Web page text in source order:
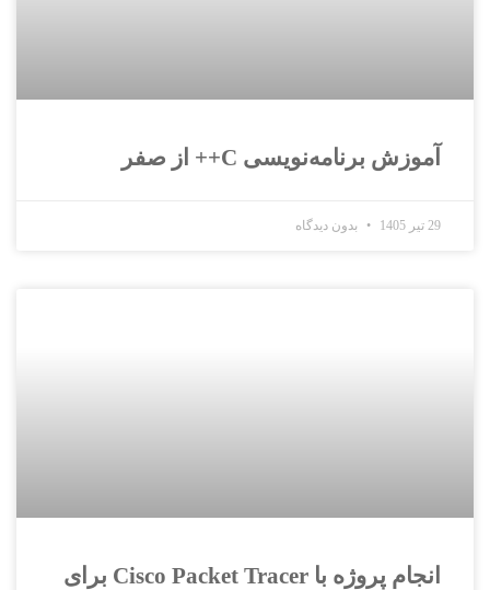
آموزش برنامه‌نویسی C++ از صفر
29 تیر 1405 بدون دیدگاه
انجام پروژه با Cisco Packet Tracer برای